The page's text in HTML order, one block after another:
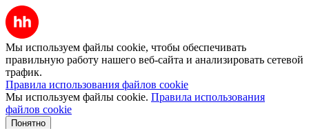
Мы используем файлы cookie, чтобы обеспечивать
правильную работу нашего веб-сайта и анализировать сетевой
трафик.
Правила использования файлов cookie
Мы используем файлы cookie. Правила использования
файлов cookie
Понятно